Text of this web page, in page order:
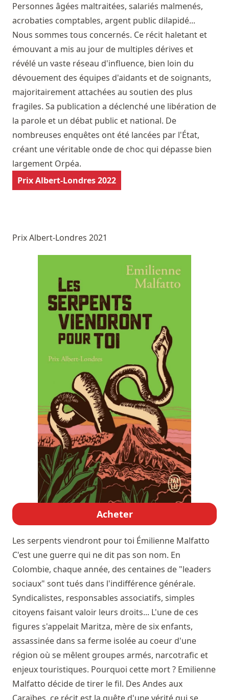
Personnes âgées maltraitées, salariés malmenés,
acrobaties comptables, argent public dilapidé...
Nous sommes tous concernés. Ce récit haletant et
émouvant a mis au jour de multiples dérives et
révélé un vaste réseau d'influence, bien loin du
dévouement des équipes d'aidants et de soignants,
majoritairement attachées au soutien des plus
fragiles. Sa publication a déclenché une libération de
la parole et un débat public et national. De
nombreuses enquêtes ont été lancées par l'État,
créant une véritable onde de choc qui dépasse bien
largement Orpéa.
Prix Albert-Londres 2022
Prix Albert-Londres 2021
Acheter
Les serpents viendront pour toi Émilienne Malfatto
C'est une guerre qui ne dit pas son nom. En
Colombie, chaque année, des centaines de "leaders
sociaux" sont tués dans l'indifférence générale.
Syndicalistes, responsables associatifs, simples
citoyens faisant valoir leurs droits... L'une de ces
figures s'appelait Maritza, mère de six enfants,
assassinée dans sa ferme isolée au coeur d'une
région où se mêlent groupes armés, narcotrafic et
enjeux touristiques. Pourquoi cette mort ? Emilienne
Malfatto décide de tirer le fil. Des Andes aux